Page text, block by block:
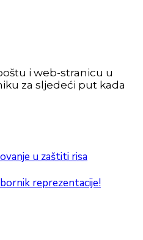
i web-stranicu u
za sljedeći put kada
u zaštiti risa
reprezentacije!